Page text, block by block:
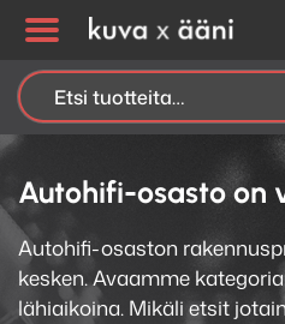
Etsi:
Autohifi-osasto
Autohifi-osaston
kesken. Avaamme
lähiaikoina. Mikäli etsit